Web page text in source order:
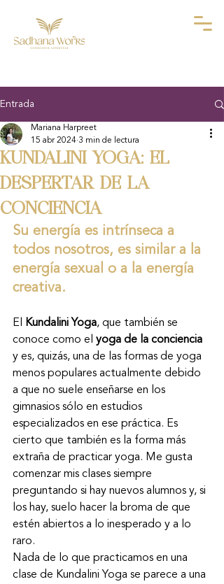
Entrada
KUNDALINI YOGA: EL
DESPERTAR DE LA
CONCIENCIA
Mariana Harpreet
15 abr 2024 3 min de lectura
Su energía es intrínseca a
todos nosotros, es similar a la
energía sexual o a la energía
creativa.
El Kundalini Yoga, que también se
conoce como el yoga de la conciencia
y es, quizás, una de las formas de yoga
menos populares actualmente debido
a que no suele enseñarse en los
gimnasios sólo en estudios
especializados en ese práctica. Es
cierto que también es la forma más
extraña de practicar yoga. Me gusta
comenzar mis clases siempre
preguntando si hay nuevos alumnos y, si
los hay, suelo hacer la broma de que
estén abiertos a lo inesperado y a lo
raro.
Nada de lo que practicamos en una
clase de Kundalini Yoga se parece a una